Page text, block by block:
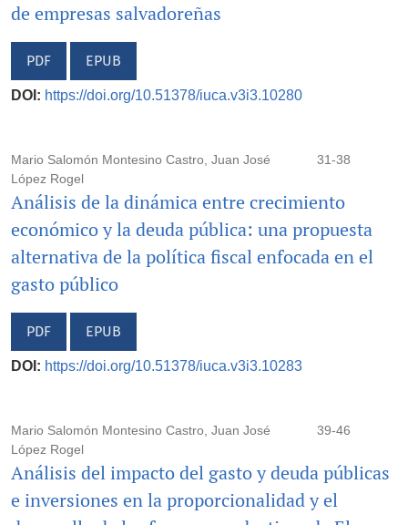
de empresas salvadoreñas
PDF EPUB
DOI: https://doi.org/10.51378/iuca.v3i3.10280
Mario Salomón Montesino Castro, Juan José
López Rogel
31-38
Análisis de la dinámica entre crecimiento
económico y la deuda pública: una propuesta
alternativa de la política fiscal enfocada en el
gasto público
PDF EPUB
DOI: https://doi.org/10.51378/iuca.v3i3.10283
Mario Salomón Montesino Castro, Juan José
López Rogel
39-46
Análisis del impacto del gasto y deuda públicas
e inversiones en la proporcionalidad y el